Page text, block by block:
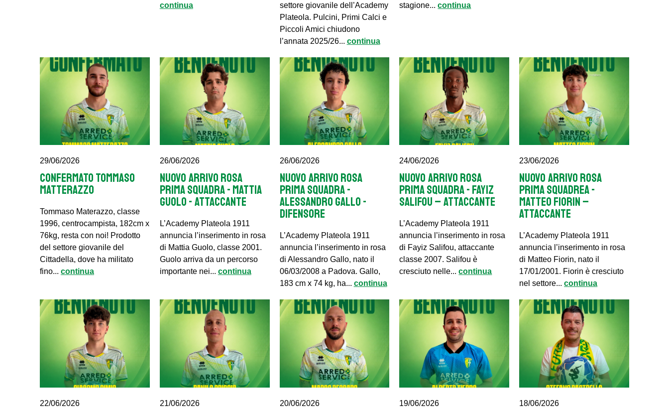
continua
settore giovanile dell’Academy
Plateola. Pulcini, Primi Calci e
Piccoli Amici chiudono
l’annata 2025/26... continua
stagione...continua
29/06/2026
CONFERMATO TOMMASO
MATTERAZZO
Tommaso Materazzo, classe
1996, centrocampista, 182cm x
76kg, resta con noi! Prodotto
del settore giovanile del
Cittadella, dove ha militato
fino... continua
26/06/2026
NUOVO ARRIVO ROSA
PRIMA SQUADRA - MATTIA
GUOLO - ATTACCANTE
L’Academy Plateola 1911
annuncia l’inserimento in rosa
di Mattia Guolo, classe 2001.
Guolo arriva da un percorso
importante nei... continua
26/06/2026
NUOVO ARRIVO ROSA
PRIMA SQUADRA -
ALESSANDRO GALLO -
DIFENSORE
L’Academy Plateola 1911
annuncia l’inserimento in rosa
di Alessandro Gallo, nato il
06/03/2008 a Padova. Gallo,
183 cm x 74 kg, ha... continua
24/06/2026
NUOVO ARRIVO ROSA
PRIMA SQUADRA - FAYIZ
SALIFOU – ATTACCANTE
L’Academy Plateola 1911
annuncia l’inserimento in rosa
di Fayiz Salifou, attaccante
classe 2007. Salifou è
cresciuto nelle...continua
23/06/2026
NUOVO ARRIVO ROSA
PRIMA SQUADREA -
MATTEO FIORIN –
ATTACCANTE
L’Academy Plateola 1911
annuncia l’inserimento in rosa
di Matteo Fiorin, nato il
17/01/2001. Fiorin è cresciuto
nel settore...continua
22/06/2026 21/06/2026 20/06/2026 19/06/2026 18/06/2026